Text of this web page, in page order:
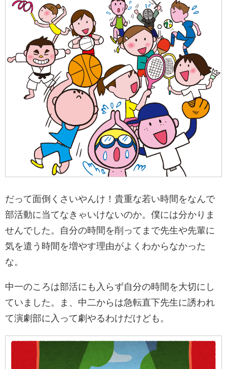
だって面倒くさいやんけ！貴重な若い時間をなんで
部活動に当てなきゃいけないのか。僕には分かりま
せんでした。自分の時間を削ってまで先生や先輩に
気を遣う時間を増やす理由がよくわからなかった
な。
中一のころは部活にも入らず自分の時間を大切にし
ていました。
ま、中二からは急転直下先生に誘われ
て演劇部に入って劇やるわけだけども。